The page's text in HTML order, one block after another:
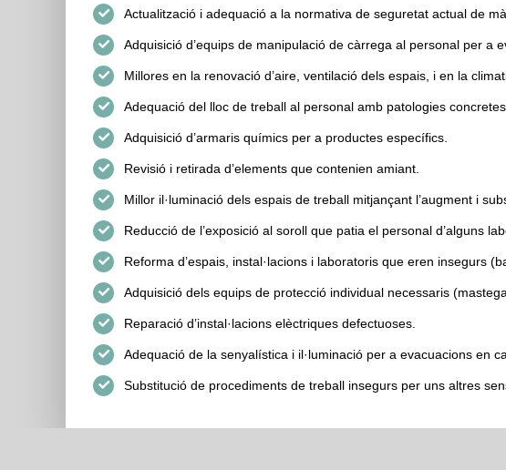
Actualització i adequació a la normativa de seguretat actual de
Adquisició d’equips de manipulació de càrrega al personal per a
Millores en la renovació d’aire, ventilació dels espais, i en la
Adequació del lloc de treball al personal amb patologies
Adquisició d’armaris químics per a productes específics.
Revisió i retirada d’elements que contenien amiant.
Millor il·luminació dels espais de treball mitjançant l’augment i
Reducció de l’exposició al soroll que patia el personal d’alguns
Reforma d’espais, instal·lacions i laboratoris que eren insegurs
Adquisició dels equips de protecció individual necessaris
Reparació d’instal·lacions elèctriques defectuoses.
Adequació de la senyalística i il·luminació per a evacuacions en
Substitució de procediments de treball insegurs per uns altres
STEPV-Iv Universitat Politècnica de València. Cami de Vera s/n, Edifici
extern: 96 387 70 46 - 96 387 91 49 Extensions: 77046 - 79149 -